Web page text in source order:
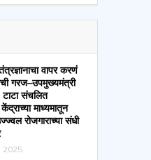
वापर करणं
गरज–उपमुख्यमंत्री
संचलित
माध्यमातून
रोजगाराच्या संधी
2025